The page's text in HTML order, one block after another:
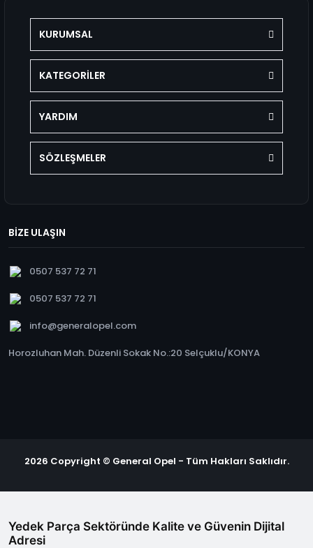
KURUMSAL
KATEGORİLER
YARDIM
SÖZLEŞMELER
BİZE ULAŞIN
0507 537 72 71
0507 537 72 71
info@generalopel.com
Horozluhan Mah. Düzenli Sokak No.:20 Selçuklu/KONYA
2026 Copyright © General Opel - Tüm Hakları Saklıdır.
Yedek Parça Sektöründe Kalite ve Güvenin Dijital
Adresi